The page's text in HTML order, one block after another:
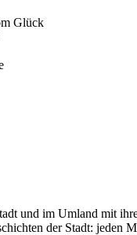
Glück
und im Umland mit
der Stadt: jeden